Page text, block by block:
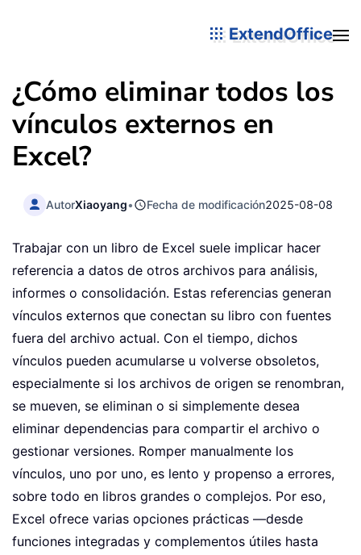
ExtendOffice
¿Cómo eliminar todos los
vínculos externos en
Excel?
AutorXiaoyang• Fecha de modificación2025-08-08
Trabajar con un libro de Excel suele implicar hacer
referencia a datos de otros archivos para análisis,
informes o consolidación. Estas referencias generan
vínculos externos que conectan su libro con fuentes
fuera del archivo actual. Con el tiempo, dichos
vínculos pueden acumularse u volverse obsoletos,
especialmente si los archivos de origen se renombran,
se mueven, se eliminan o si simplemente desea
eliminar dependencias para compartir el archivo o
gestionar versiones. Romper manualmente los
vínculos, uno por uno, es lento y propenso a errores,
sobre todo en libros grandes o complejos. Por eso,
Excel ofrece varias opciones prácticas —desde
funciones integradas y complementos útiles hasta